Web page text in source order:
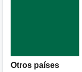
Otros países